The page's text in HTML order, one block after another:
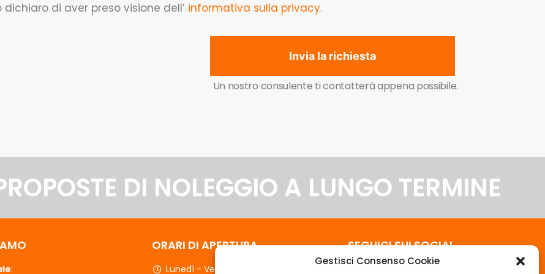
Gestisci Consenso Cookie
di aver preso visione dell’ informativa sulla privacy.
Invia la richiesta
Un nostro consulente ti contatterà appena possibile.
DI NOLEGGIO A LUNGO TERMINE
:
ORARI DI APERTURA
Lunedì - Venerdì
SEGUICI SUI SOCIAL